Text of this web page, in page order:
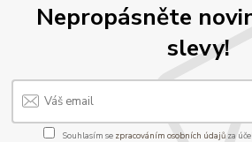
Nepropásněte
slevy!
Souhlasím se zpracováním osobních údajůza